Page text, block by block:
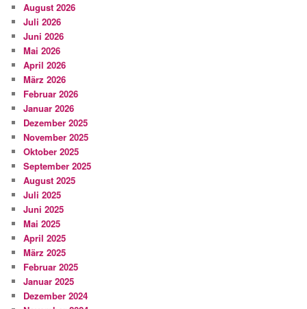
August 2026
Juli 2026
Juni 2026
Mai 2026
April 2026
März 2026
Februar 2026
Januar 2026
Dezember 2025
November 2025
Oktober 2025
September 2025
August 2025
Juli 2025
Juni 2025
Mai 2025
April 2025
März 2025
Februar 2025
Januar 2025
Dezember 2024